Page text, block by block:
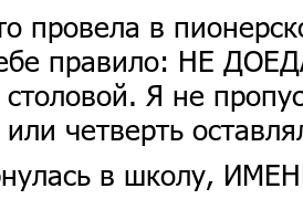
провела в
правило: НЕ
Я не
четверть
в школу,